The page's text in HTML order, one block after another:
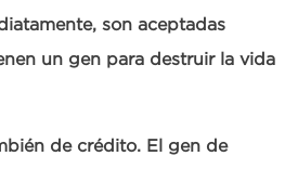
son aceptadas
un gen para destruir la vida
de crédito. El gen de